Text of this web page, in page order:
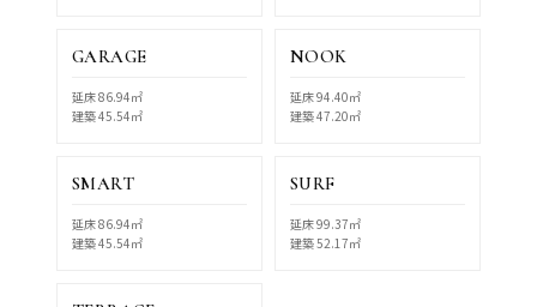
GARAGE
延床 86.94㎡
建築 45.54㎡
NOOK
延床 94.40㎡
建築 47.20㎡
SMART
延床 86.94㎡
建築 45.54㎡
SURF
延床 99.37㎡
建築 52.17㎡